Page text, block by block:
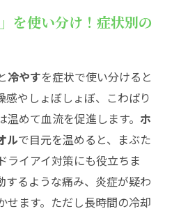
を使い分け！症状別の
冷やすを症状で使い分けると
感やしょぼしょぼ、こわばり
めて血流を促進します。 ホ
ルで目元を温めると、まぶた
ライアイ対策にも役立ちま
するような痛み、炎症が疑わ
せます。ただし長時間の冷却